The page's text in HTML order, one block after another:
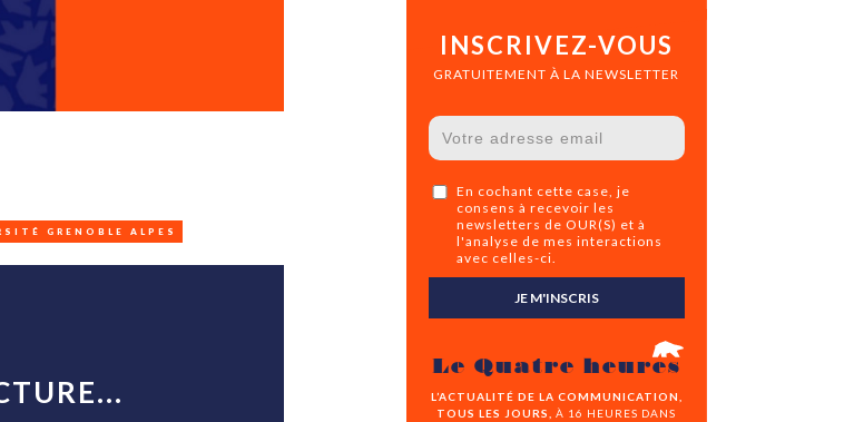
GRENOBLE ALPES
INSCRIVEZ-VOUS
GRATUITEMENT À LA NEWSLETTER
En cochant cette case, je
consens à recevoir les
newsletters de OUR(S) et à
l'analyse de mes interactions
avec celles-ci.
JE M'INSCRIS
Le Quatre heures
L’ACTUALITÉ DE LA COMMUNICATION,
TOUS LES JOURS,
À 16 HEURES DANS